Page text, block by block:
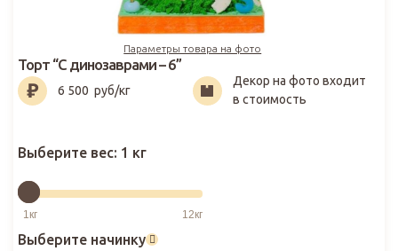
Параметры товара на фото
6 500₽
Торт “С динозаврами – 6”
6 500 руб/кг
Декор на фото входит
в стоимость
Выберите вес: 1 кг
Выберите начинку